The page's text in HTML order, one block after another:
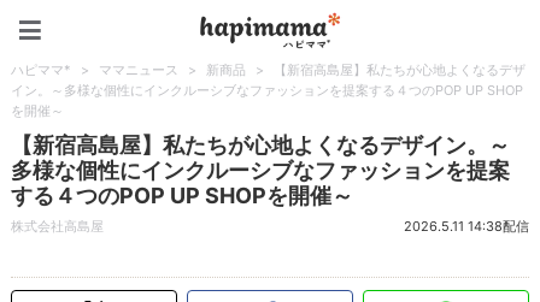
ハピママ* > ママニュース > 新商品 >
【新宿高島屋】私たちが心地よくなるデザ
イン。～多様な個性にインクルーシブなファッションを提案する４つのPOP UP SHOP
を開催～
【新宿高島屋】私たちが心地よくなるデザイン。～
多様な個性にインクルーシブなファッションを提案
する４つのPOP UP SHOPを開催～
株式会社高島屋 2026.5.11 14:38配信